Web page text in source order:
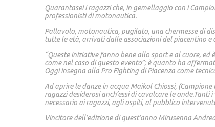
Quarantasei i ragazzi che, in gemellaggio con i
professionisti di motonautica.
Pallavolo, motonautica, pugilato, una chermesse di
tutte le età, arrivati dalle associazioni del piacentino e
“Queste iniziative fanno bene allo sport e al cuore,
come nel caso di questo evento”; è quanto ha
Oggi insegna alla Pro Fighting di Piacenza come
Ad aprire le danze in acqua Maikol Chiossi,
ragazzi desiderosi anch’essi di cavalcare le
necessario ai ragazzi, agli ospiti, al pubblico
Vincitore dell’edizione di quest’anno Mirusenna